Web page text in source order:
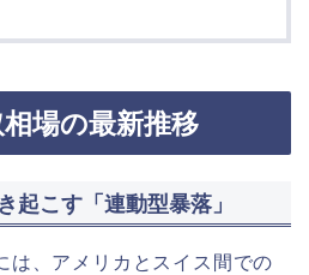
場の最新推移
起こす「連動型暴落」
は、アメリカとスイス間での